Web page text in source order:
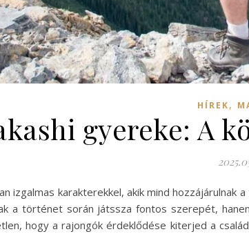
HÍREK,
gyereke: A
izgalmas karakterekkel, akik mind
a történet során játssza fontos szerepét,
hogy a rajongók érdeklődése kiterjed a